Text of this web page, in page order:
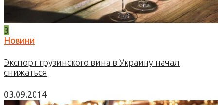
3
Новини
Экспорт грузинского вина в Украину начал
снижаться
03.09.2014